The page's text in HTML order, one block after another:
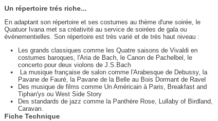
Un répertoire trés riche...
En adaptant son répertoire et ses costumes au thème d'une soirée, le
Quatuor Ivana met sa créativité au service de soirées de gala ou
événementielles. Son répertoire est très varié et de très haut niveau :
Les grands classiques comme les Quatre saisons de Vivaldi en
costumes baroques, l'Aria de Bach, le Canon de Pachelbel, le
concerto pour deux violons de J.S.Bach
La musique française de salon comme l'Arabesque de Debussy, la
Pavane de Fauré, la Pavane de la Belle au Bois Dormant de Ravel
Des musique de films comme Un Américain à Paris, Breakfast and
Tiphan'ys ou West Side Story
Des standards de jazz comme la Panthère Rose, Lullaby of Birdland,
Caravan.
Fiche Technique